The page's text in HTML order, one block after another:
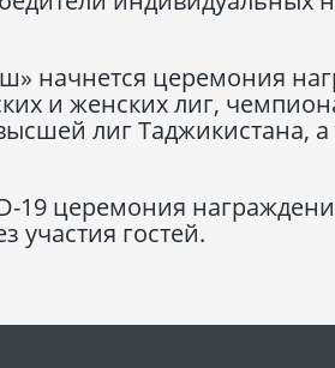
начнется церемония
и женских лиг,
лиг Таджикистана, а
19 церемония
участия гостей.